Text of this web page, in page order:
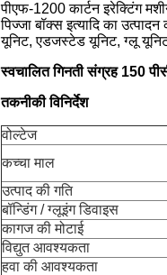
पीएफ-1200 कार्टन इरेक्टिंग
पिज्जा बॉक्स इत्यादि का
यूनिट, एडजस्टेड यूनिट, ग्लू
स्वचालित गिनती संग्रह 150
तकनीकी विनिर्देश
वोल्टेज
कच्चा माल
उत्पाद की गति
बॉन्डिंग / ग्लूइंग डिवाइस
कागज की मोटाई
विद्युत आवश्यकता
हवा की आवश्यकता